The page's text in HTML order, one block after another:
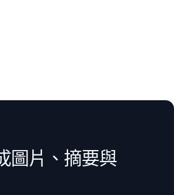
圖片、摘要與